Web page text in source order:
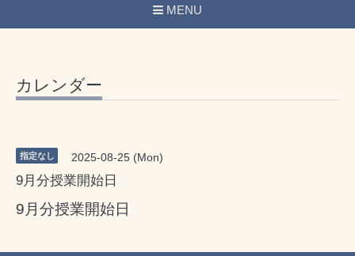
MENU
カレンダー
指定なし 2025-08-25 (Mon)
9月分授業開始日
9月分授業開始日